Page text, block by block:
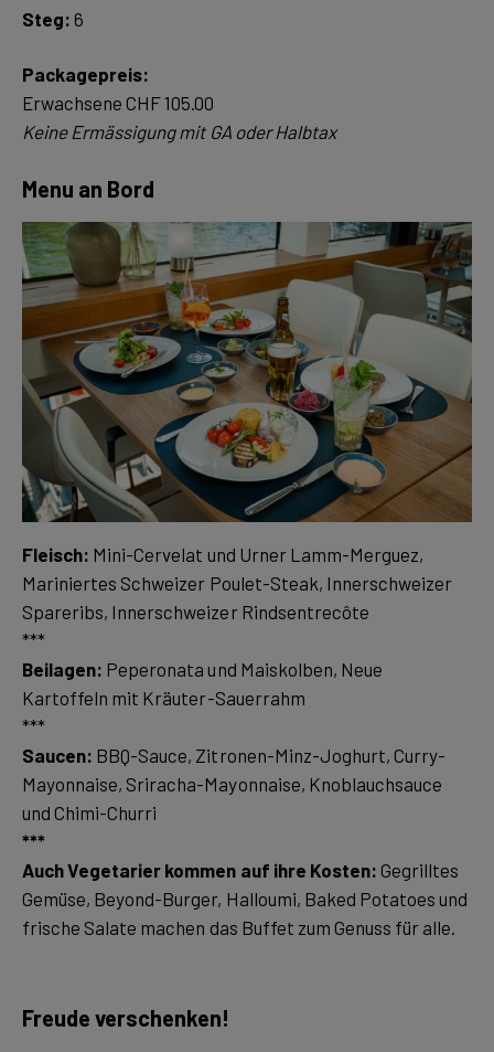
Steg:6
Packagepreis:
Keine Ermässigung mit GA oder Halbtax
Menu an Bord
Fleisch: Mini-Cervelat und Urner Lamm-Merguez,
Mariniertes Schweizer Poulet-Steak, Innerschweizer
Spareribs, Innerschweizer Rindsentrecôte
Beilagen: Peperonata und Maiskolben, Neue
Kartoffeln mit Kräuter-Sauerrahm
Saucen: BBQ-Sauce, Zitronen-Minz-Joghurt, Curry-
Mayonnaise, Sriracha-Mayonnaise, Knoblauchsauce
***
Auch Vegetarier kommen auf ihre Kosten: Gegrilltes
Gemüse, Beyond-Burger, Halloumi, Baked Potatoes und
frische Salate machen das Buffet zum Genuss für alle.
Freude verschenken!